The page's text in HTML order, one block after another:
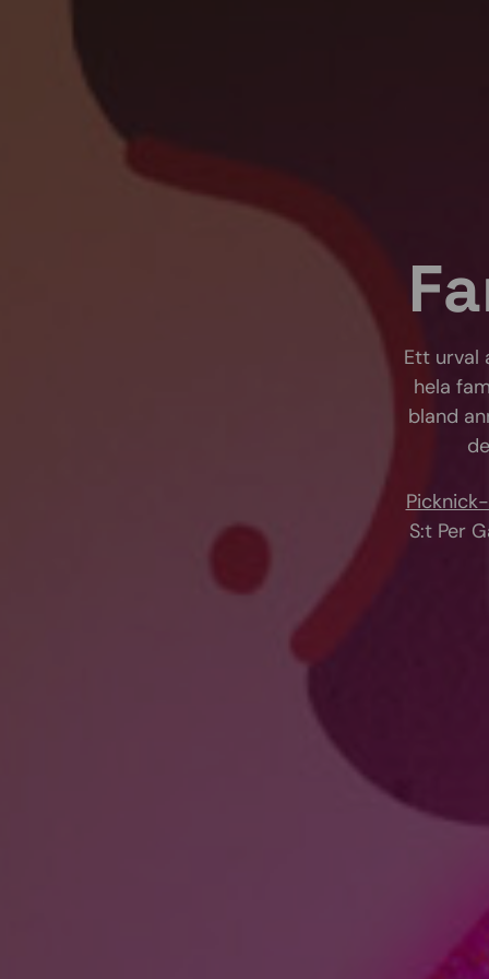
Ett urval
hela
bland
S:t Per